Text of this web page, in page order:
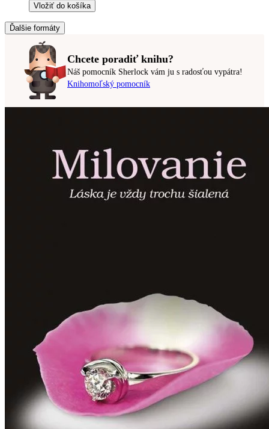
Vložiť do košíka
Ďalšie formáty
Chcete poradiť knihu?
Náš pomocník Sherlock vám ju s radosťou vypátra!
Knihomoľský pomocník